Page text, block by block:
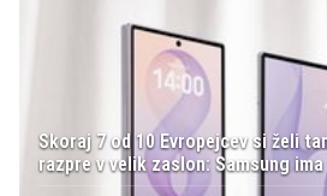
Skoraj 7 od 10 Evropejcev si želi
razpre v velik zaslon: Samsung